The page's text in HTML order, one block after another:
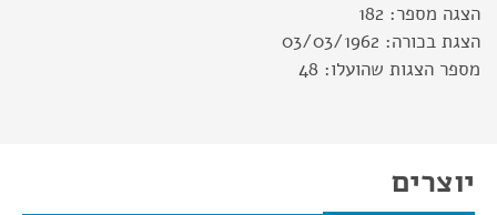
הצגה מספר: 182
הצגת בכורה: 03/03/1962
מספר הצגות שהועלו: 48
יוצרים